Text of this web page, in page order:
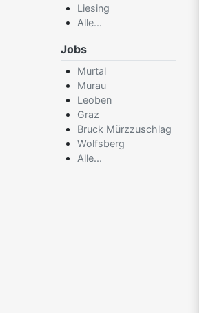
Liesing
Alle...
Jobs
Murtal
Murau
Leoben
Graz
Bruck Mürzzuschlag
Wolfsberg
Alle...